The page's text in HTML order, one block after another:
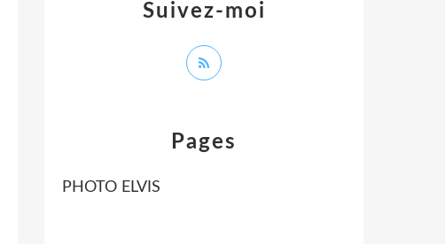
Pages
PHOTO ELVIS
Suivez-moi